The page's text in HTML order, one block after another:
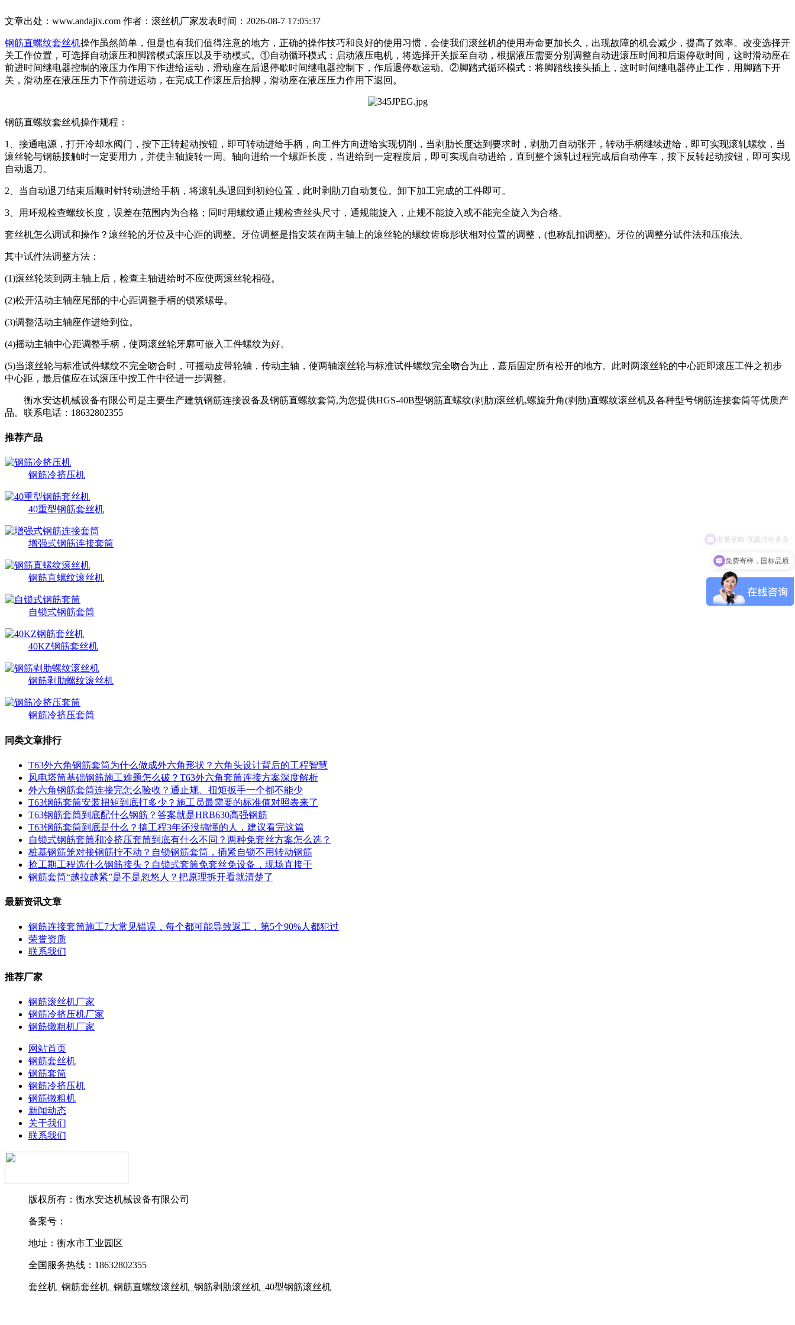
文章出处：www.andajix.com 作者： 滚丝机厂家发表时间：2026-08-7 17:05:37
钢筋直螺纹套丝机操作虽然简单，但是也有我们值得注意的地方，正确的操作技巧和良好的使用习惯，会使我们滚丝机的使用寿命更加长久，出现故障的机会减少，提高了效率。改变选择开
关工作位置，可选择自动滚压和脚踏模式滚压以及手动模式。①自动循环模式：启动液压电机，将选择开关扳至自动，根据液压需要分别调整自动进滚压时间和后退停歇时间，这时滑动座在
前进时间继电器控制的液压力作用下作进给运动，滑动座在后退停歇时间继电器控制下，作后退停歇运动。②脚踏式循环模式：将脚踏线接头插上，这时时间继电器停止工作，用脚踏下开
关，滑动座在液压压力下作前进运动，在完成工作滚压后抬脚，滑动座在液压压力作用下退回。
钢筋直螺纹套丝机操作规程：
1、接通电源，打开冷却水阀门，按下正转起动按钮，即可转动进给手柄，向工件方向进给实现切削，当剥肋长度达到要求时，剥肋刀自动张开，转动手柄继续进给，即可实现滚轧螺纹，当
滚丝轮与钢筋接触时一定要用力，并使主轴旋转一周。轴向进给一个螺距长度，当进给到一定程度后，即可实现自动进给，直到整个滚轧过程完成后自动停车，按下反转起动按钮，即可实现
自动退刀。
2、当自动退刀结束后顺时针转动进给手柄，将滚轧头退回到初始位置，此时剥肋刀自动复位。卸下加工完成的工件即可。
3、用环规检查螺纹长度，误差在范围内为合格；同时用螺纹通止规检查丝头尺寸，通规能旋入，止规不能旋入或不能完全旋入为合格。
套丝机怎么调试和操作？滚丝轮的牙位及中心距的调整。牙位调整是指安装在两主轴上的滚丝轮的螺纹齿廓形状相对位置的调整，(也称乱扣调整)。牙位的调整分试件法和压痕法。
其中试件法调整方法：
(1)滚丝轮装到两主轴上后，检查主轴进给时不应使两滚丝轮相碰。
(2)松开活动主轴座尾部的中心距调整手柄的锁紧螺母。
(3)调整活动主轴座作进给到位。
(4)摇动主轴中心距调整手柄，使两滚丝轮牙廓可嵌入工件螺纹为好。
(5)当滚丝轮与标准试件螺纹不完全吻合时，可摇动皮带轮轴，传动主轴，使两轴滚丝轮与标准试件螺纹完全吻合为止，蕞后固定所有松开的地方。此时两滚丝轮的中心距即滚压工件之初步
中心距，最后值应在试滚压中按工件中径进一步调整。
衡水安达机械设备有限公司是主要生产建筑钢筋连接设备及钢筋直螺纹套筒,为您提供HGS-40B型钢筋直螺纹(剥肋)滚丝机,螺旋升角(剥肋)直螺纹滚丝机及各种型号钢筋连接套筒等优质产
品。联系电话：18632802355
推荐产品
钢筋冷挤压机
40重型钢筋套丝机
增强式钢筋连接套筒
钢筋直螺纹滚丝机
自锁式钢筋套筒
40KZ钢筋套丝机
钢筋剥肋螺纹滚丝机
钢筋冷挤压套筒
同类文章排行
T63外六角钢筋套筒为什么做成外六角形状？六角头设计背后的工程智慧
风电塔筒基础钢筋施工难题怎么破？T63外六角套筒连接方案深度解析
外六角钢筋套筒连接完怎么验收？通止规、扭矩扳手一个都不能少
T63钢筋套筒安装扭矩到底打多少？施工员最需要的标准值对照表来了
T63钢筋套筒到底配什么钢筋？答案就是HRB630高强钢筋
T63钢筋套筒到底是什么？搞工程3年还没搞懂的人，建议看完这篇
自锁式钢筋套筒和冷挤压套筒到底有什么不同？两种免套丝方案怎么选？
桩基钢筋笼对接钢筋拧不动？自锁钢筋套筒，插紧自锁不用转动钢筋
抢工期工程选什么钢筋接头？自锁式套筒免套丝免设备，现场直接干
钢筋套筒“越拉越紧”是不是忽悠人？把原理拆开看就清楚了
最新资讯文章
钢筋连接套筒施工7大常见错误，每个都可能导致返工，第5个90%人都犯过
荣誉资质
联系我们
推荐厂家
钢筋滚丝机厂家
钢筋冷挤压机厂家
钢筋镦粗机厂家
网站首页
钢筋套丝机
钢筋套筒
钢筋冷挤压机
钢筋镦粗机
新闻动态
关于我们
联系我们
版权所有：衡水安达机械设备有限公司
备案号：
地址：衡水市工业园区
全国服务热线：18632802355
套丝机_钢筋套丝机_钢筋直螺纹滚丝机_钢筋剥肋滚丝机_40型钢筋滚丝机
免费寄样，国标品质